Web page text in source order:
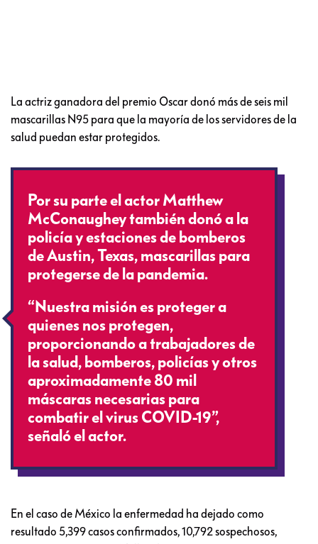
La actriz ganadora del premio Oscar donó más de seis mil
mascarillas N95 para que la mayoría de los servidores de la
salud puedan estar protegidos.
Por su parte el actor Matthew
McConaughey también donó a la
policía y estaciones de bomberos
de Austin, Texas, mascarillas para
protegerse de la pandemia.
“Nuestra misión es proteger a
quienes nos protegen,
proporcionando a trabajadores de
la salud, bomberos, policías y otros
aproximadamente 80 mil
máscaras necesarias para
combatir el virus COVID-19”,
señaló el actor.
En el caso de México la enfermedad ha dejado como
resultado 5,399 casos confirmados, 10,792 sospechosos,